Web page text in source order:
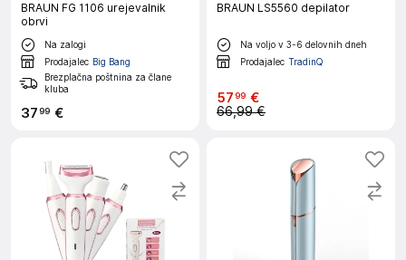
BRAUN FG 1106 urejevalnik
obrvi
Na zalogi
Prodajalec Big Bang
Brezplačna poštnina za člane
kluba
3799 €
BRAUN LS5560 depilator
Na voljo v 3-6 delovnih dneh
Prodajalec TradinQ
5799 €
66,99 €